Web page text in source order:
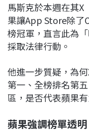
馬斯克於本週在其
果讓App Store除了
榜冠軍，直言此為
採取法律行動。
他進一步質疑，為
第一、全榜排名第
區，是否代表蘋果
蘋果強調榜單透